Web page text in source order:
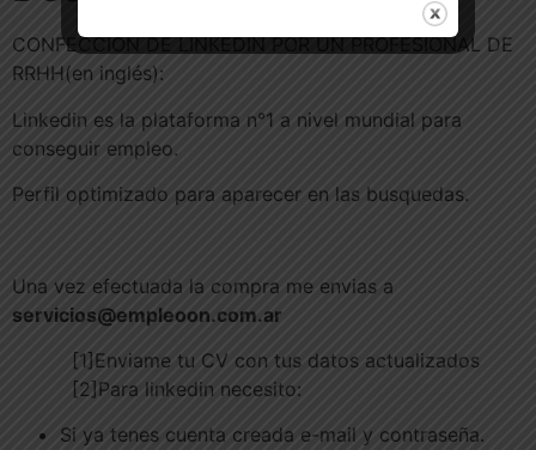
CONFECCIÓN DE LINKEDIN POR UN PROFESIONAL DE
RRHH(en inglés):
Linkedin es la plataforma n°1 a nivel mundial para
conseguir empleo.
Perfil optimizado para aparecer en las busquedas.
Una vez efectuada la compra me envias a
servicios@empleoon.com.ar
[1]Enviame tu CV con tus datos actualizados
[2]Para linkedin necesito:
Si ya tenes cuenta creada e-mail y contraseña.